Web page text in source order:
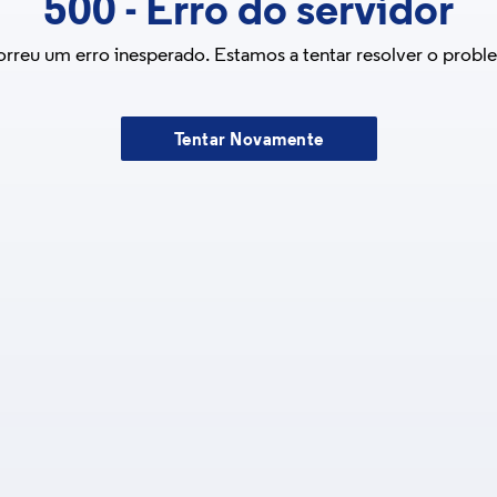
500 - Erro do servidor
um erro inesperado. Estamos a tentar resolver o
Tentar Novamente